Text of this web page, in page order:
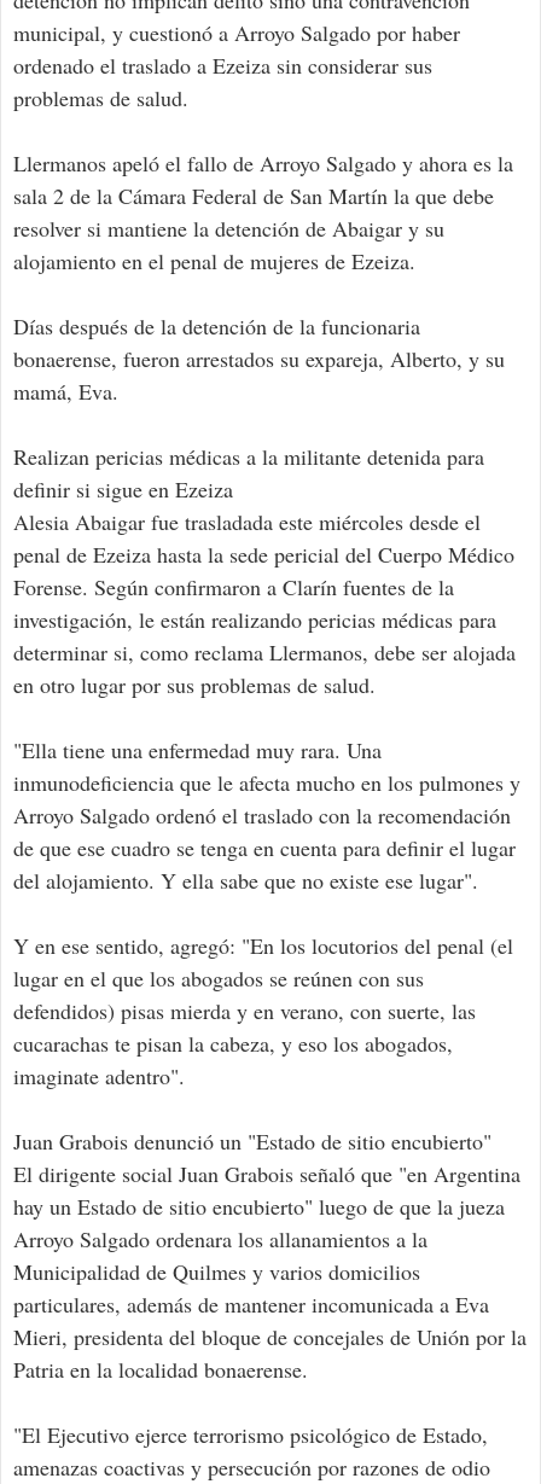
municipal, y cuestionó a Arroyo Salgado por haber
ordenado el traslado a Ezeiza sin considerar sus
problemas de salud.
Llermanos apeló el fallo de Arroyo Salgado y ahora es la
sala 2 de la Cámara Federal de San Martín la que debe
resolver si mantiene la detención de Abaigar y su
alojamiento en el penal de mujeres de Ezeiza.
Días después de la detención de la funcionaria
bonaerense, fueron arrestados su expareja, Alberto, y su
mamá, Eva.
Realizan pericias médicas a la militante detenida para
definir si sigue en Ezeiza
Alesia Abaigar fue trasladada este miércoles desde el
penal de Ezeiza hasta la sede pericial del Cuerpo Médico
Forense. Según confirmaron a Clarín fuentes de la
investigación, le están realizando pericias médicas para
determinar si, como reclama Llermanos, debe ser alojada
en otro lugar por sus problemas de salud.
"Ella tiene una enfermedad muy rara. Una
inmunodeficiencia que le afecta mucho en los pulmones y
Arroyo Salgado ordenó el traslado con la recomendación
de que ese cuadro se tenga en cuenta para definir el lugar
del alojamiento. Y ella sabe que no existe ese lugar".
Y en ese sentido, agregó: "En los locutorios del penal (el
lugar en el que los abogados se reúnen con sus
defendidos) pisas mierda y en verano, con suerte, las
cucarachas te pisan la cabeza, y eso los abogados,
imaginate adentro".
Juan Grabois denunció un "Estado de sitio encubierto"
El dirigente social Juan Grabois señaló que "en Argentina
hay un Estado de sitio encubierto" luego de que la jueza
Arroyo Salgado ordenara los allanamientos a la
Municipalidad de Quilmes y varios domicilios
particulares, además de mantener incomunicada a Eva
Mieri, presidenta del bloque de concejales de Unión por la
Patria en la localidad bonaerense.
"El Ejecutivo ejerce terrorismo psicológico de Estado,
amenazas coactivas y persecución por razones de odio